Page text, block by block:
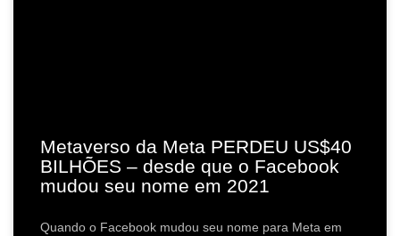
Metaverso da Meta PERDEU US$40
BILHÕES – desde que o Facebook
mudou seu nome em 2021
Quando o Facebook mudou seu nome para Meta em